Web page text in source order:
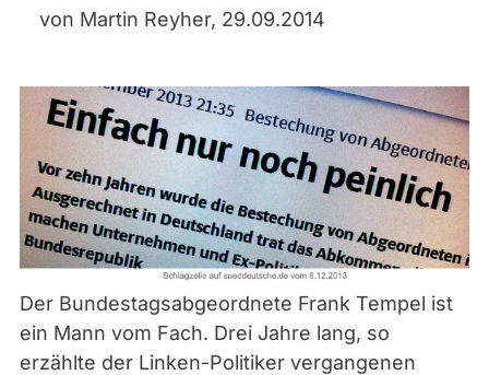
von Martin Reyher, 29.09.2014
Der Bundestagsabgeordnete Frank Tempel ist
ein Mann vom Fach. Drei Jahre lang, so
erzählte der Linken-Politiker vergangenen